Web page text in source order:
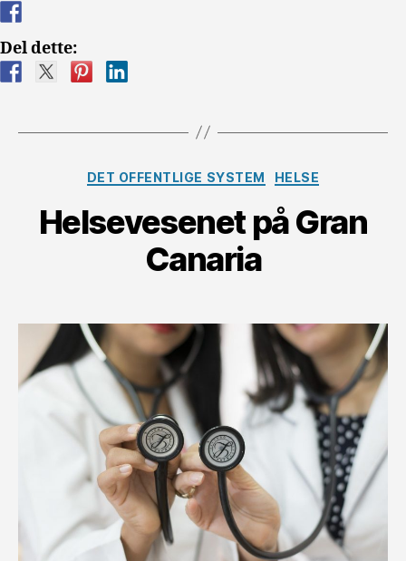
Del dette:
Kategorier
DET OFFENTLIGE SYSTEM HELSE
Helsevesenet på Gran
Canaria